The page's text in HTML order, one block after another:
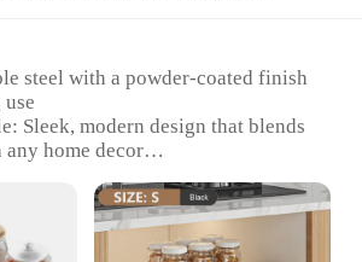
steel with a powder-coated finish
Sleek, modern design that blends
home decor
spaces
Scenario: Perfect for bedrooms,
where storage is needed